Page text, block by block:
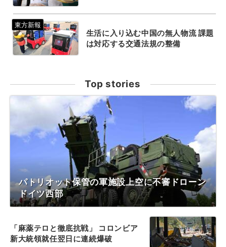
生活に入り込む中国の無人物流 課題
は対応する交通法規の整備
Top stories
パトリオット保管の軍施設上空に不審ドローン
ドイツ西部
「麻薬テロと徹底抗戦」 コロンビア
新大統領就任翌日に連続爆破